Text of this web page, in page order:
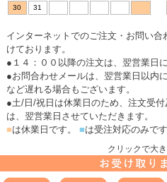
30
31
インターネットでのご注文・お問い
けております。
●１４：００以降の注文は、翌営業日
●お問合わせメールは、翌営業日以内
など遅れる場合もございます。
●土/日/祝日は休業日のため、注文受
は、翌営業日させていただきます。
■は休業日です。 ■は受注対応のみです
クリックで大